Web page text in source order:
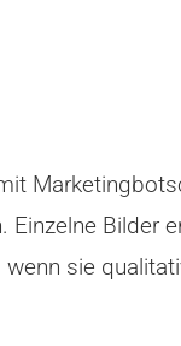
Bilder
sie